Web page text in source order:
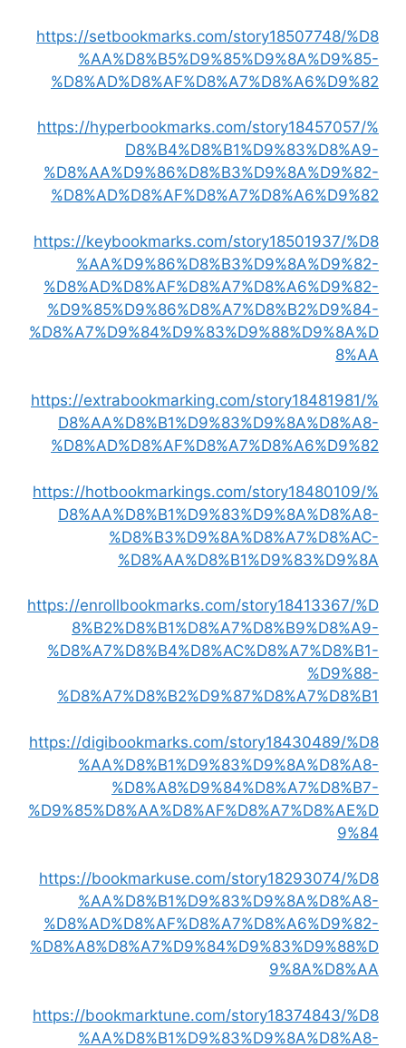
https://setbookmarks.com/story18507748/%D8
%AA%D8%B5%D9%85%D9%8A%D9%85-
%D8%AD%D8%AF%D8%A7%D8%A6%D9%82
https://hyperbookmarks.com/story18457057/%
D8%B4%D8%B1%D9%83%D8%A9-
%D8%AA%D9%86%D8%B3%D9%8A%D9%82-
%D8%AD%D8%AF%D8%A7%D8%A6%D9%82
https://keybookmarks.com/story18501937/%D8
%AA%D9%86%D8%B3%D9%8A%D9%82-
%D8%AD%D8%AF%D8%A7%D8%A6%D9%82-
%D9%85%D9%86%D8%A7%D8%B2%D9%84-
%D8%A7%D9%84%D9%83%D9%88%D9%8A%D
8%AA
https://extrabookmarking.com/story18481981/%
D8%AA%D8%B1%D9%83%D9%8A%D8%A8-
%D8%AD%D8%AF%D8%A7%D8%A6%D9%82
https://hotbookmarkings.com/story18480109/%
D8%AA%D8%B1%D9%83%D9%8A%D8%A8-
%D8%B3%D9%8A%D8%A7%D8%AC-
%D8%AA%D8%B1%D9%83%D9%8A
https://enrollbookmarks.com/story18413367/%D
8%B2%D8%B1%D8%A7%D8%B9%D8%A9-
%D8%A7%D8%B4%D8%AC%D8%A7%D8%B1-
%D9%88-
%D8%A7%D8%B2%D9%87%D8%A7%D8%B1
https://digibookmarks.com/story18430489/%D8
%AA%D8%B1%D9%83%D9%8A%D8%A8-
%D8%A8%D9%84%D8%A7%D8%B7-
%D9%85%D8%AA%D8%AF%D8%A7%D8%AE%D
9%84
https://bookmarkuse.com/story18293074/%D8
%AA%D8%B1%D9%83%D9%8A%D8%A8-
%D8%AD%D8%AF%D8%A7%D8%A6%D9%82-
%D8%A8%D8%A7%D9%84%D9%83%D9%88%D
9%8A%D8%AA
https://bookmarktune.com/story18374843/%D8
%AA%D8%B1%D9%83%D9%8A%D8%A8-